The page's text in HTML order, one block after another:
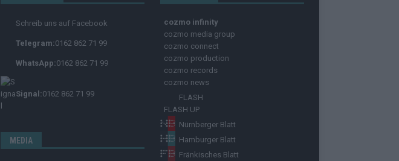
Schreib uns auf Facebook
Telegram:0162 862 71 99
WhatsApp:0162 862 71 99
Signal:0162 862 71 99
MEDIA
cozmo infinity
cozmo media group
cozmo connect
cozmo production
cozmo records
cozmo news
FLASH
FLASH UP
Nürnberger Blatt
Hamburger Blatt
Fränkisches Blatt